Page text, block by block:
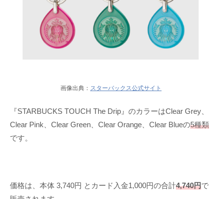
画像出典： スターバックス公式サイト
『STARBUCKS TOUCH The Drip』のカラーはClear Grey、
Clear Pink、Clear Green、Clear Orange、Clear Blueの5種類
です。
価格は、本体 3,740円 とカード入金1,000円の合計4,740円で